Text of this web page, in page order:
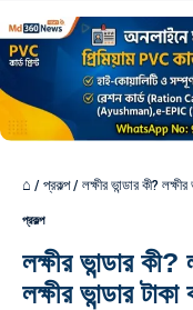
⌂ / প্রকল্প/ লক্ষীর ভান্ডার কী?
প্রকল্প
লক্ষীর ভান্ডার
লক্ষীর ভান্ডার